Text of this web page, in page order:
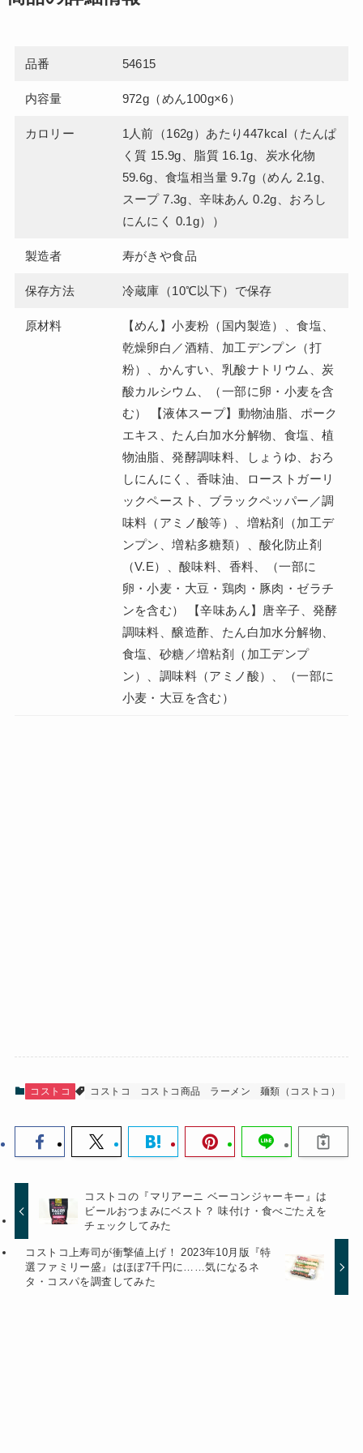
品番 54615
内容量 972g（めん100g×6）
カロリー
1人前（162g）あたり447kcal（たんぱ
く質 15.9g、脂質 16.1g、炭水化物
59.6g、食塩相当量 9.7g（めん 2.1g、
スープ 7.3g、辛味あん 0.2g、おろし
にんにく 0.1g））
製造者 寿がきや食品
保存方法 冷蔵庫（10℃以下）で保存
原材料
【めん】小麦粉（国内製造）、食塩、
乾燥卵白／酒精、加工デンプン（打
粉）、かんすい、乳酸ナトリウム、炭
酸カルシウム、（一部に卵・小麦を含
む） 【液体スープ】動物油脂、ポーク
エキス、たん白加水分解物、食塩、植
物油脂、発酵調味料、しょうゆ、おろ
しにんにく、香味油、ローストガーリ
ックペースト、ブラックペッパー／調
味料（アミノ酸等）、増粘剤（加工デ
ンプン、増粘多糖類）、酸化防止剤
（V.E）、酸味料、香料、（一部に
卵・小麦・大豆・鶏肉・豚肉・ゼラチ
ンを含む） 【辛味あん】唐辛子、発酵
調味料、醸造酢、たん白加水分解物、
食塩、砂糖／増粘剤（加工デンプ
ン）、調味料（アミノ酸）、（一部に
小麦・大豆を含む）
コストコ コストコ コストコ商品 ラーメン 麺類（コストコ）
コストコの『マリアーニ ベーコンジャーキー』は
ビールおつまみにベスト？ 味付け・食べごたえを
チェックしてみた
コストコ上寿司が衝撃値上げ！ 2023年10月版『特
選ファミリー盛』はほぼ7千円に……気になるネ
タ・コスパを調査してみた